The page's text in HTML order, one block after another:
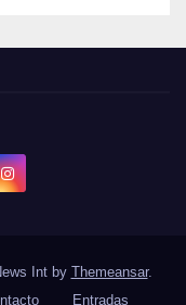
Int by Themeansar.
Entradas